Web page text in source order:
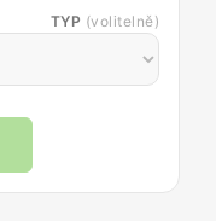
TYP (volitelně)